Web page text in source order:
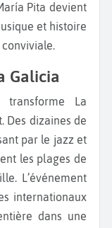
Pita devient
et histoire
Galicia
Des dizaines de
par le jazz et
les plages de
L’événement
internationaux
dans une